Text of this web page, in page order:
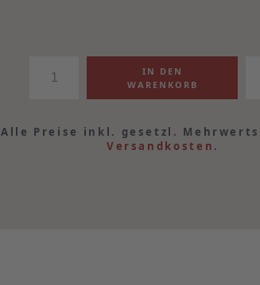
Alle Preise inkl. gesetzl.
Versandkosten .